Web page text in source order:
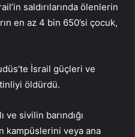
saldırılarında ölenlerin
en az 4 bin 650’si çocuk,
İsrail güçleri ve
öldürdü.
sivilin barındığı
kampüslerini veya ana